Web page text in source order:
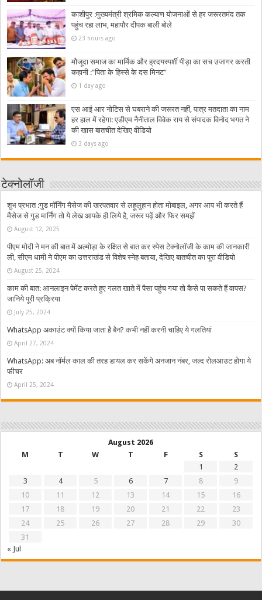
काशीपुर :मुख्यमंत्री श्रमिक कल्याण योजनाओं से हर जरूरतमंद तक
पहुंच रहा लाभ, महापौर दीपक बाली बोले
23 hours ago
मौजूदा समाज का मार्मिक और ह्रदयस्पर्शी पीड़ा का सच उजागर करती
कहानी :”पिता के हिस्से के दस मिनट”
1 day ago
एस आई आर नोटिस से घबराने की जरूरत नहीं, पात्र मतदाता का नाम
हर हाल में रहेगा: एडीएम नैनीताल विवेक राय से संपादक विनोद भगत ने
की खास बातचीत देखिए वीडियो
3 days ago
टेक्नोलॉजी
शुभ प्रभात :गुड मॉर्निंग मैसेज की खरपतवार से लहूलुहान होता मोबाइल, अगर आप भी करते हैं
मैसेज से गुड मार्निंग तो ये लेख आपके ही लिये है, जरूर पढ़ें और फिर समझें
August 12, 2025
पीएम मोदी ने मन की बात में अल्मोड़ा के रक्षित से बात कर स्पेस टेक्नोलॉजी के काम की जानकारी
ली, सीएम धामी ने पीएम का उत्तराखंड से विशेष स्नेह बताया, देखिए बातचीत का पूरा वीडियो
August 25, 2024
काम की बात: आनलाइन पेमेंट करते हुए गलत खाते में पैसा पहुंच गया तो कैसे पा सकते हैं वापस?
जानिये पूरी प्रक्रिया
July 25, 2024
WhatsApp अकाउंट क्यों किया जाता है बैन? कभी नहीं करनी चाहिए ये गलतियां
April 27, 2024
WhatsApp: अब नॉर्मल काल की तरह डायल कर सकेंगे अनजान नंबर, जल्द रोलआउट होगा ये
फीचर
April 25, 2024
August 2026
M
T W T F S
S
1
2
3
4 5 6 7 8
9
10
11 12 13 14 15
16
17
18 19 20 21 22
23
24
25 26 27 28 29
30
31
« Jul